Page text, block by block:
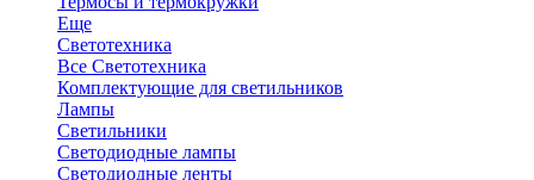
Еще
Светотехника
Все Светотехника
Комплектующие для светильников
Лампы
Светильники
Светодиодные лампы
Светодиодные ленты